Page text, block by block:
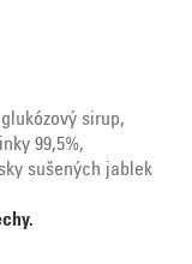
sirup,
99,5%,
sušených jablek